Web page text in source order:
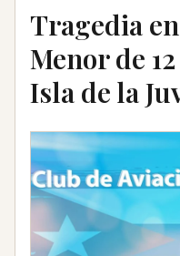
Tragedia
Menor de
Isla de la